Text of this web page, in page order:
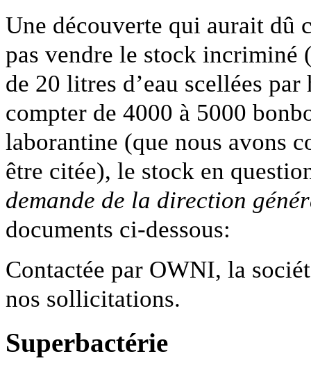
Une découverte qui aurait dû
pas vendre le stock incriminé
de 20 litres d’eau scellées
compter de 4000 à 5000
laborantine (que nous avons
être citée), le stock en
demande de la direction
documents ci-dessous:
Contactée par OWNI, la
nos sollicitations.
Superbactérie